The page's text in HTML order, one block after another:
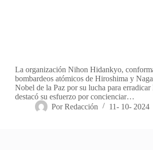
La organización Nihon Hidankyo,
bombardeos atómicos de Hiroshima y
Nobel de la Paz por su lucha para
destacó su esfuerzo por concienciar…
Por Redacción 11- 10- 2024